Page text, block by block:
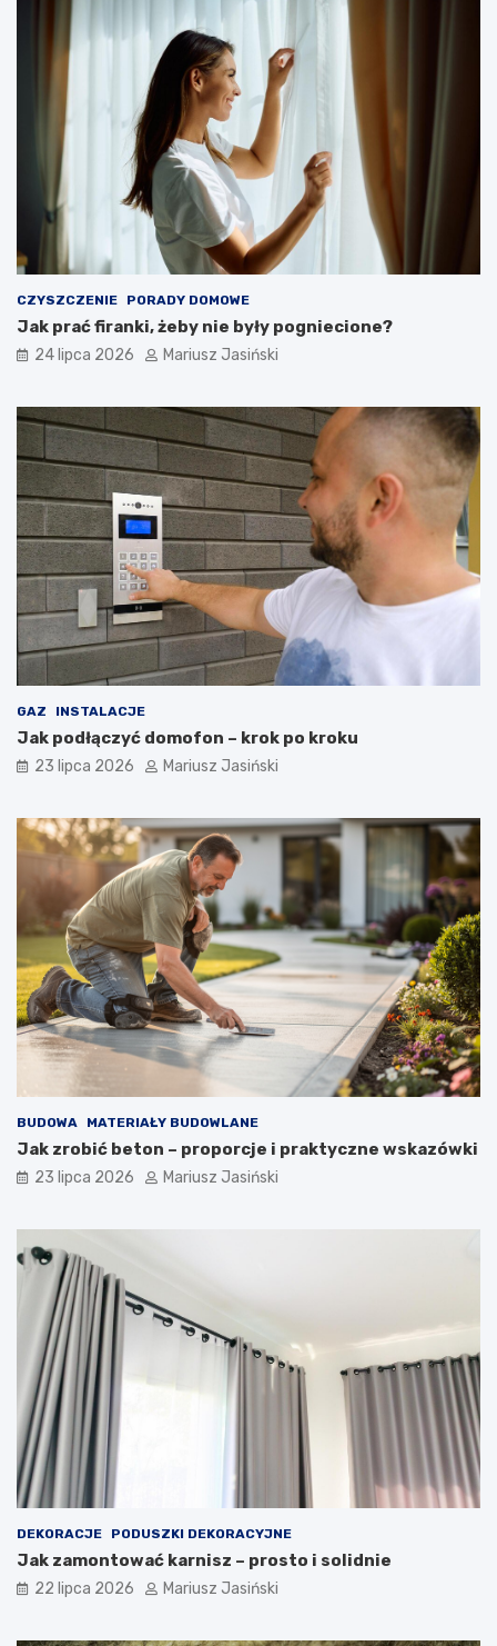
CZYSZCZENIE PORADY DOMOWE
Jak prać firanki, żeby nie były pogniecione?
24 lipca 2026 Mariusz Jasiński
GAZ INSTALACJE
Jak podłączyć domofon – krok po kroku
23 lipca 2026 Mariusz Jasiński
BUDOWA MATERIAŁY BUDOWLANE
Jak zrobić beton – proporcje i praktyczne wskazówki
23 lipca 2026 Mariusz Jasiński
DEKORACJE PODUSZKI DEKORACYJNE
Jak zamontować karnisz – prosto i solidnie
22 lipca 2026 Mariusz Jasiński